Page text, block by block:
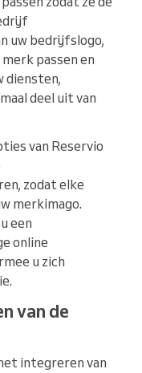
uw bedrijfslogo,
passen en
diensten,
deel uit van
van Reservio
zodat elke
merkimago.
een
online
u zich
van de
integreren van